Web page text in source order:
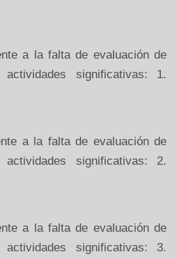
a la falta de evaluación de
significativas: 1.
a la falta de evaluación de
significativas: 2.
a la falta de evaluación de
significativas: 3.